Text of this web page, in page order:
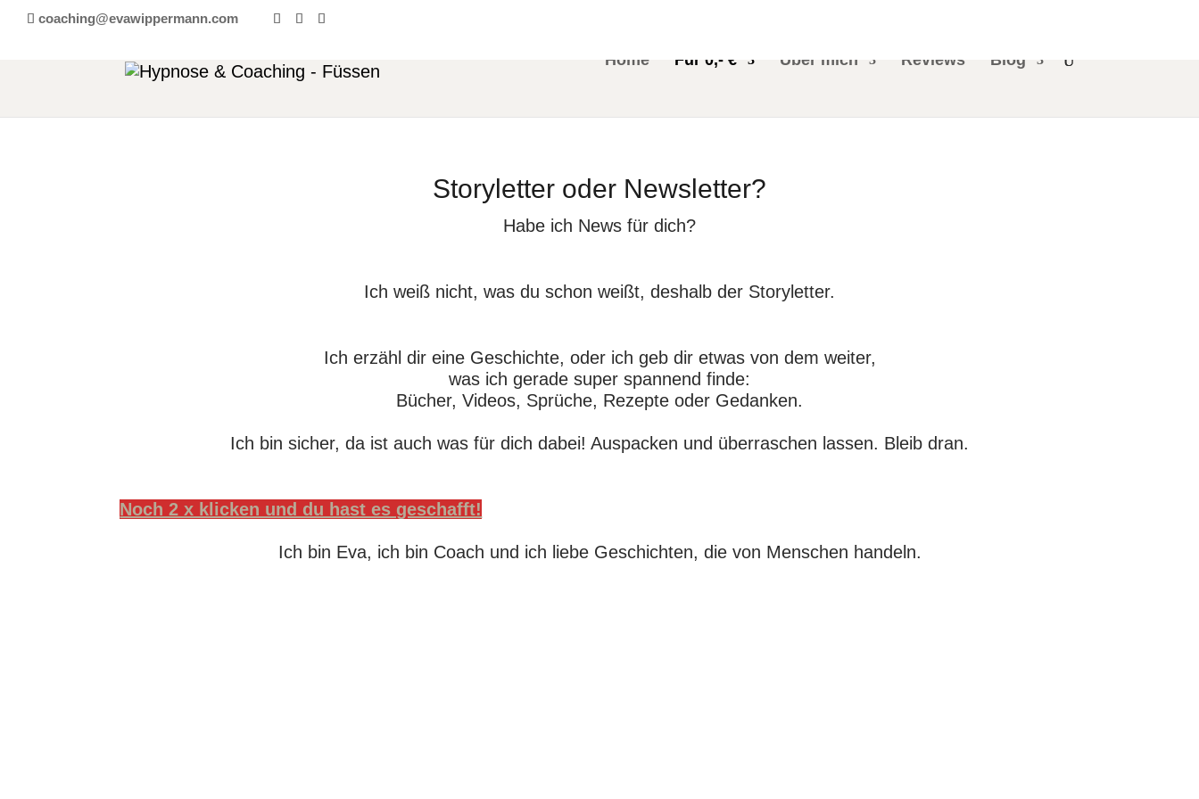
coaching@evawippermann.com
Home Für 0,- € Über mich Reviews Blog
Storyletter oder Newsletter?
Habe ich News für dich?
Ich weiß nicht, was du schon weißt, deshalb der Storyletter.
Ich erzähl dir eine Geschichte, oder ich geb dir etwas von dem weiter,
was ich gerade super spannend finde:
Bücher, Videos, Sprüche, Rezepte oder Gedanken.
Ich bin sicher, da ist auch was für dich dabei! Auspacken und überraschen lassen. Bleib dran.
Noch 2 x klicken und du hast es geschafft!
Ich bin Eva, ich bin Coach und ich liebe Geschichten, die von Menschen handeln.